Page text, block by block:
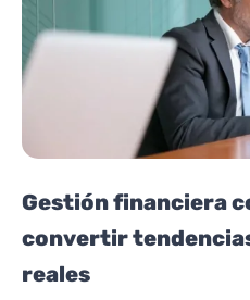
Gestión financiera
convertir
reales